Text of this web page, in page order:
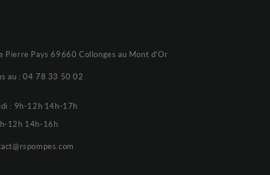
Pierre Pays 69660 Collonges au Mont d'Or
au :04 78 33 50 02
: 9h-12h 14h-17h
12h 14h-16h